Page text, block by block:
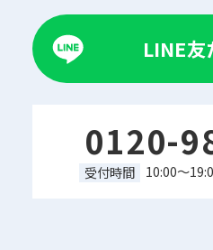
LINE
0120-
受付時間 10:00～